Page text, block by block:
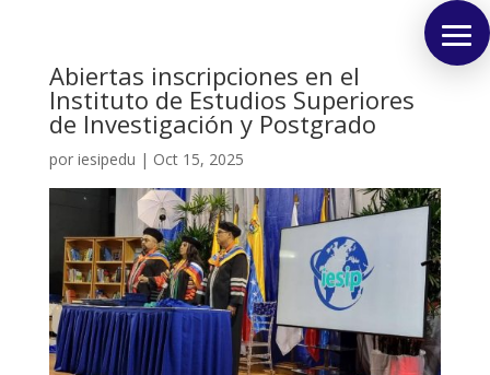
Abiertas inscripciones en el
Instituto de Estudios Superiores
de Investigación y Postgrado
por iesipedu | Oct 15, 2025